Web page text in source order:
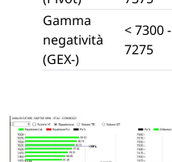
Gamma
negatività
(GEX-)
< 7300 -
7275